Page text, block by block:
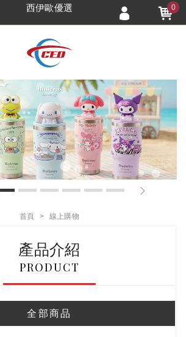
首頁 線上購物
產品介紹
PRODUCT
全部商品
西伊歐優選 0
會員登入
會員註冊
忘記密碼
訂單查詢
蹤清單TRACK LISTING
匯款通知